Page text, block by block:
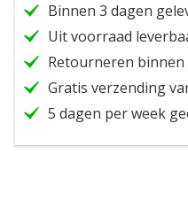
stealth
black
Binnen 3 dagen
Uit voorraad
Retourneren binnen
Gratis verzending
5 dagen per week